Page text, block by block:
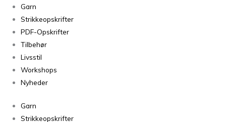
Garn
Strikkeopskrifter
PDF-Opskrifter
Tilbehør
Livsstil
Workshops
Nyheder
Garn
Strikkeopskrifter